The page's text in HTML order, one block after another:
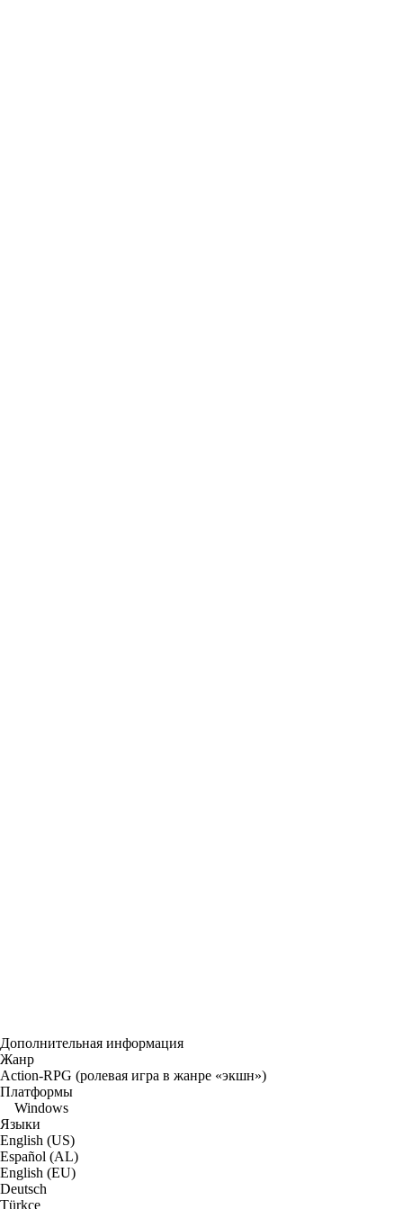
Дополнительная информация
Жанр
Action-RPG (ролевая игра в жанре «экшн»)
Платформы
Windows
Языки
English (US)
Español (AL)
English (EU)
Deutsch
Türkçe